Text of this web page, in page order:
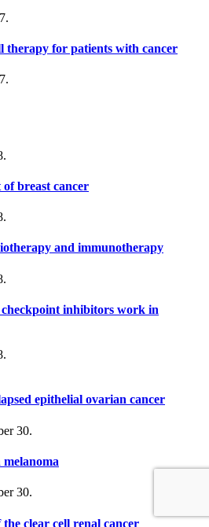
therapy for patients with cancer
breast cancer
and immunotherapy
inhibitors work in
epithelial ovarian cancer
30.
30.
clear cell renal cancer